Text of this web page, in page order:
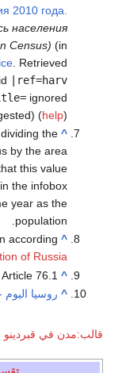
2010 года.
населения
Census)
Service. Retrieved
Invalid|ref=harv
suggested) (
by dividing the
Census by the area
note that this value
in the infobox
same year as the
population.
according
Constitution of Russia
Article 76.1
روسيا اليوم - خبر
في قبردينو - بلقاريا